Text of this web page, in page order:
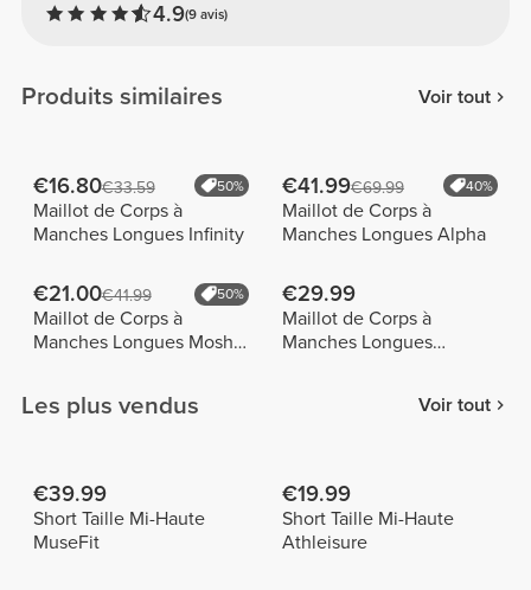
4.9(9 avis)
Produits similaires Voir tout
€16.80€33.59 50%
Maillot de Corps à
Manches Longues Infinity
€41.99€69.99 40%
Maillot de Corps à
Manches Longues Alpha
€21.00€41.99 50%
Maillot de Corps à
Manches Longues Moshi
€29.99
Maillot de Corps à
Manches Longues
Les plus vendus Voir tout
€39.99
Short Taille Mi-Haute
MuseFit
€19.99
Short Taille Mi-Haute
Athleisure